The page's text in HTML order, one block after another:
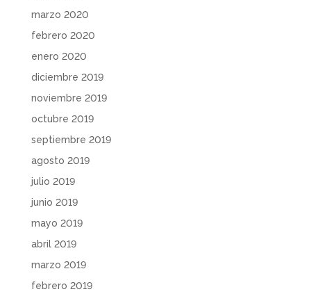
marzo 2020
febrero 2020
enero 2020
diciembre 2019
noviembre 2019
octubre 2019
septiembre 2019
agosto 2019
julio 2019
junio 2019
mayo 2019
abril 2019
marzo 2019
febrero 2019